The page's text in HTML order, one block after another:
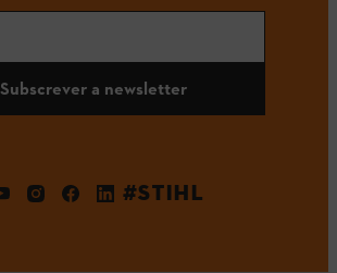
Subscrever a newsletter
#STIHL